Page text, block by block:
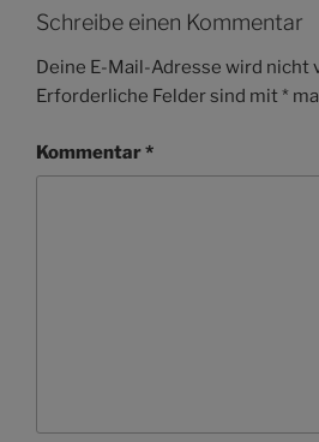
Schreibe einen Kommentar
Deine E-Mail-Adresse wird
Erforderliche Felder sind mit*
Kommentar*